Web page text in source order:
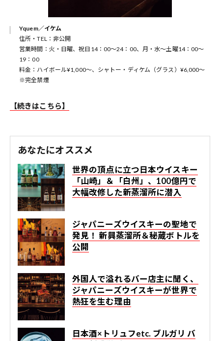
Yquem／イケム
住所・TEL：非公開
営業時間：火・日曜、祝日14：00～24：00、月・水～土曜14：00～
19：00
料金：ハイボール¥1,000～、シャトー・ディケム（グラス）¥6,000～
※完全禁煙
【続きはこちら】
あなたにオススメ
世界の頂点に立つ日本ウイスキー
「山崎」＆「白州」、100億円で
大幅改修した新蒸溜所に潜入
ジャパニーズウイスキーの聖地で
発見！ 新興蒸溜所＆秘蔵ボトルを
公開
外国人で溢れるバー店主に聞く、
ジャパニーズウイスキーが世界で
熱狂を生む理由
日本酒×トリュフetc. ブルガリ バ